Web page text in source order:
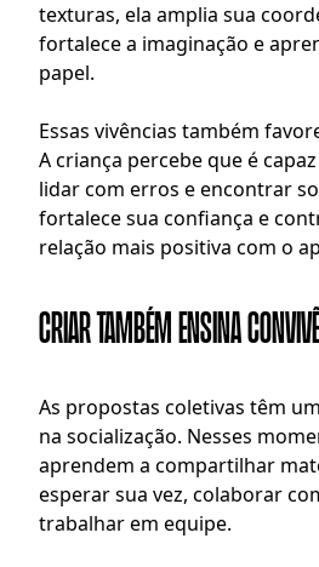
texturas, ela amplia sua
fortalece a imaginação e
papel.
Essas vivências também
A criança percebe que é
lidar com erros e encontrar
fortalece sua confiança e
relação mais positiva com o
Criar também ensina
As propostas coletivas têm
na socialização. Nesses
aprendem a compartilhar
esperar sua vez, colaborar
trabalhar em equipe.